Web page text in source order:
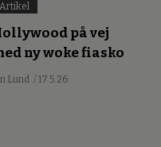
Artikel
på vej
ny woke fiasko
Lund / 17.5.26